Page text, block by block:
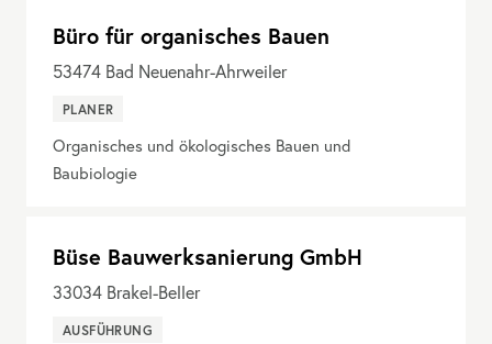
Büro für organisches Bauen
53474 Bad Neuenahr-Ahrweiler
PLANER
Organisches und ökologisches Bauen und
Baubiologie
Büse Bauwerksanierung GmbH
33034 Brakel-Beller
AUSFÜHRUNG